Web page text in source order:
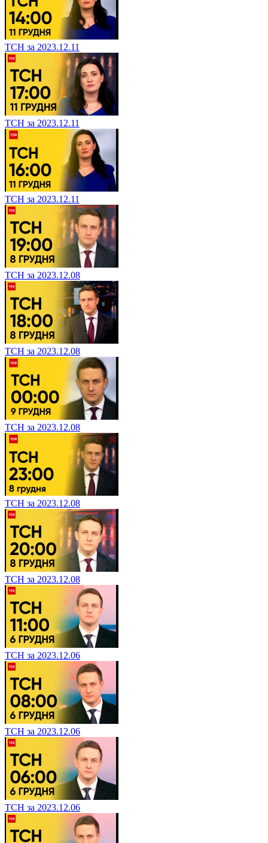
ТСН за 2023.12.11
ТСН за 2023.12.11
ТСН за 2023.12.11
ТСН за 2023.12.08
ТСН за 2023.12.08
ТСН за 2023.12.08
ТСН за 2023.12.08
ТСН за 2023.12.08
ТСН за 2023.12.06
ТСН за 2023.12.06
ТСН за 2023.12.06